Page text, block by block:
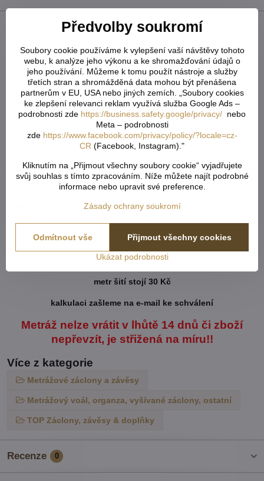
U tvarovaných záclon čí vzororvaných látek ( závěsů ) je
potřeba počítat s nějakým prostřihem, aby byly obě strany
stejné po ušití a to samé platí pro vzor. Nikdy nevíme předem,
jak přijde záclona ustřižená vzhledem k tomu, že každý
potřebuje jiný rozměr. Vždy tedy vezměte více než
potřebujete. Metráž nelze vrátit ani vyměnit. Je střižená na
míru zákazníka. Doporučejeme objednat o něco více, než aby
Vám chybělo. Záložka zabere cca 5-6cm.
atd...) od každého rozměru či barvy. Pokud u jednoho rozměru
vložíte x různý počet cm, vše se vám sčítá dohromady. Do
rámečku - Rozdělení metráže - napíšete, jak chtete danou
metráž rozdělit ( např. objednáte 800cm záclony což je 8m a
Šití metrážových záclon:
metr šití stojí 30 Kč
kalkulaci zašleme na e-mail ke schválení
Metráž nelze vrátit v lhůtě 14 dnů či zboží
nepřevzít, je střižená na míru!!
Více z kategorie
Metrážové záclony a závěsy
Metrážový voál, organza, vyšívané záclony, ostatní
TOP Záclony, závěsy & doplňky
Recenze 0
Předvolby soukromí
Soubory cookie používáme k vylepšení vaší návštěvy tohoto
webu, k analýze jeho výkonu a ke shromažďování údajů o
jeho používání. Můžeme k tomu použít nástroje a služby
třetích stran a shromážděná data mohou být přenášena
partnerům v EU, USA nebo jiných zemích. „Soubory cookies
ke zlepšení relevanci reklam využívá služba Google Ads –
podrobnosti zde https://business.safety.google/privacy/ nebo
Meta – podrobnosti
zde https://www.facebook.com/privacy/policy/?locale=cz-
CR (Facebook, Instagram)."
Kliknutím na „Přijmout všechny soubory cookie“ vyjadřujete
svůj souhlas s tímto zpracováním. Níže můžete najít podrobné
informace nebo upravit své preference.
Zásady ochrany soukromí
Ukázat podrobnosti
Přijmout všechny cookies
Odmítnout vše